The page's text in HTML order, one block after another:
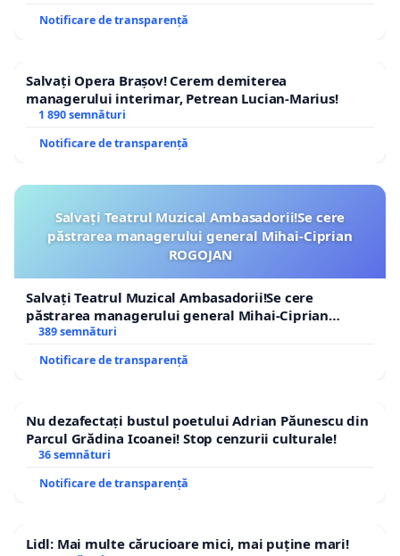
Notificare de transparență
Salvați Opera Brașov! Cerem demiterea
managerului interimar, Petrean Lucian-Marius!
1 890 semnături
Notificare de transparență
Salvați Teatrul Muzical Ambasadorii!Se cere
păstrarea managerului general Mihai-Ciprian
ROGOJAN
Salvați Teatrul Muzical Ambasadorii!Se cere
păstrarea managerului general Mihai-Ciprian
ROGOJAN
389 semnături
Notificare de transparență
Nu dezafectați bustul poetului Adrian Păunescu din
Parcul Grădina Icoanei! Stop cenzurii culturale!
36 semnături
Notificare de transparență
Lidl: Mai multe cărucioare mici, mai puține mari!